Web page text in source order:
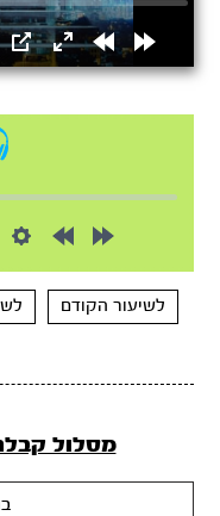
PIP
EnterRewindForward
10s
10s
לשיעור הקודם
מסלול